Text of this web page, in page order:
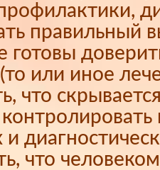
правильный
готовы
или иное
что
что